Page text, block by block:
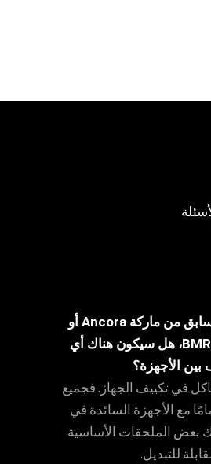
لقد كان جهازي السابق من ماركة Ancora أو
Keda أو MSB أو BMR، هل سيكون هناك أي
الأجهزة؟
في تكييف الجهاز. فجميع
مع الأجهزة السائدة في
بعض الملحقات الأساسية
للتبديل.